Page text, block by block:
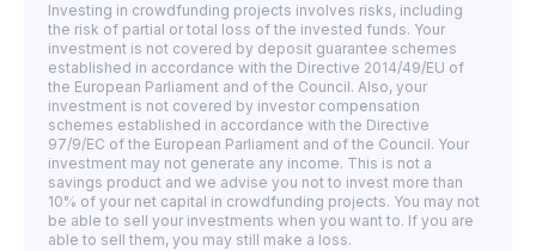
Investing in crowdfunding projects involves risks, including
the risk of partial or total loss of the invested funds. Your
investment is not covered by deposit guarantee schemes
established in accordance with the Directive 2014/49/EU of
the European Parliament and of the Council. Also, your
investment is not covered by investor compensation
schemes established in accordance with the Directive
97/9/EC of the European Parliament and of the Council. Your
investment may not generate any income. This is not a
savings product and we advise you not to invest more than
10% of your net capital in crowdfunding projects. You may not
be able to sell your investments when you want to. If you are
able to sell them, you may still make a loss.